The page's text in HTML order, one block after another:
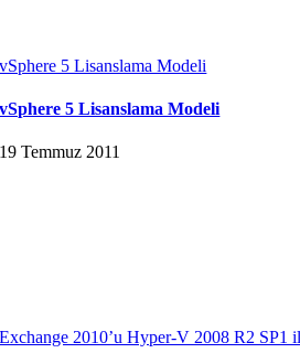
vSphere 5 Lisanslama Modeli
vSphere 5 Lisanslama Modeli
19 Temmuz 2011
Exchange 2010’u Hyper-V 2008 R2 SP1